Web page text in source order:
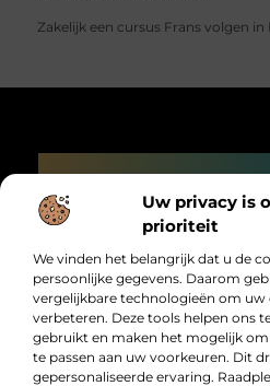
Uw privacy is
prioriteit
We vinden het belangrijk dat u de
persoonlijke gegevens. Daarom
vergelijkbare technologieën om
verbeteren. Deze tools helpen ons
gebruikt en maken het mogelijk
te passen aan uw voorkeuren. Dit
gepersonaliseerde ervaring.
Zakelijk een cursus Frans volgen
Bericht categorie